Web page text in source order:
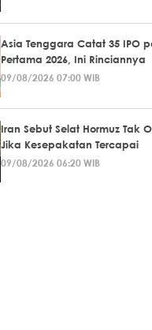
Asia Tenggara Catat 35 IPO
Pertama 2026, Ini Rinciannya
09/08/2026 07:00 WIB
Iran Sebut Selat Hormuz Tak
Jika Kesepakatan Tercapai
09/08/2026 06:20 WIB